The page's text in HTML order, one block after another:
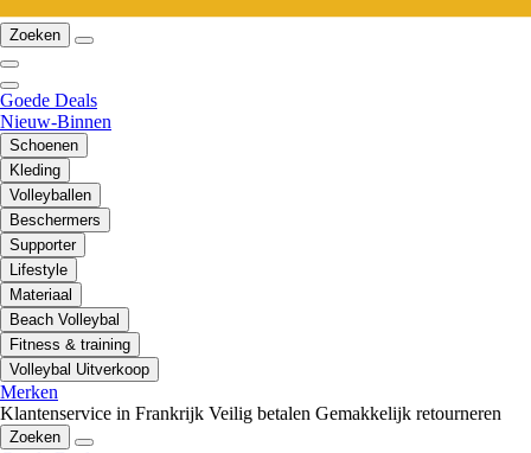
Zoeken
Goede Deals
Nieuw-Binnen
Schoenen
Kleding
Volleyballen
Beschermers
Supporter
Lifestyle
Materiaal
Beach Volleybal
Fitness & training
Volleybal Uitverkoop
Merken
Klantenservice in Frankrijk Veilig betalen Gemakkelijk retourneren
Zoeken